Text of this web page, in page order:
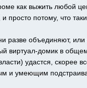
как выжить любой
просто потому, что
разве объединяют,
виртуал-домик в
удастся,
и умеющим